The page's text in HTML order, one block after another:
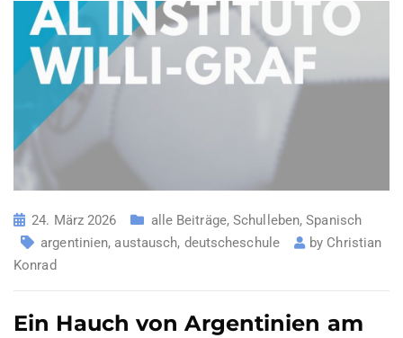
24. März 2026 alle Beiträge,Schulleben,Spanisch
argentinien, austausch, deutscheschule by Christian
Konrad
Ein Hauch von Argentinien am